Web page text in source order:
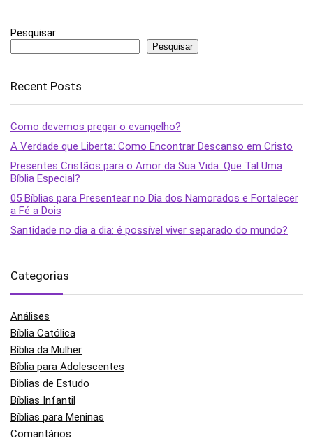
Pesquisar
Pesquisar
Recent Posts
Como devemos pregar o evangelho?
A Verdade que Liberta: Como Encontrar Descanso em Cristo
Presentes Cristãos para o Amor da Sua Vida: Que Tal Uma
Bíblia Especial?
05 Bíblias para Presentear no Dia dos Namorados e Fortalecer
a Fé a Dois
Santidade no dia a dia: é possível viver separado do mundo?
Categorias
Análises
Bíblia Católica
Bíblia da Mulher
Bíblia para Adolescentes
Biblias de Estudo
Bíblias Infantil
Bíblias para Meninas
Comantários